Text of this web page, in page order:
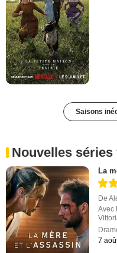
Saisons
Nouvelles
La
De
Avec
7